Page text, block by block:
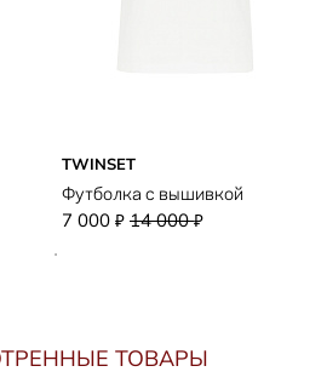
TWINSET
Футболка с вышивкой
7 000 ₽ 14 000₽
ТОВАРЫ